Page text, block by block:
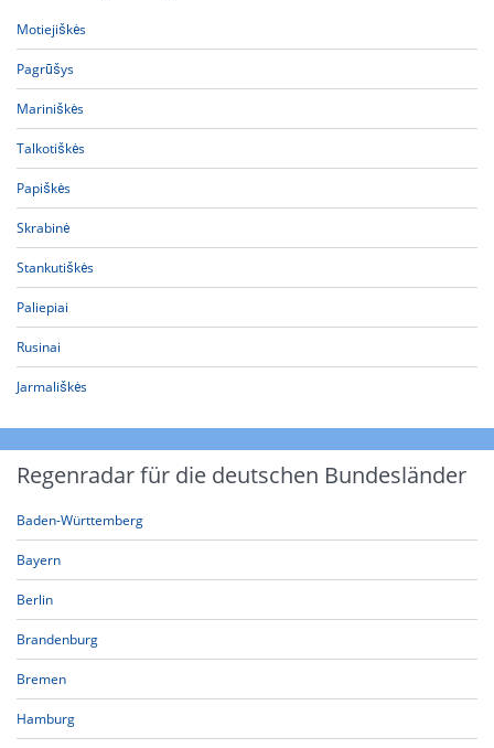
Motiejiškės
Pagrūšys
Mariniškės
Talkotiškės
Papiškės
Skrabinė
Stankutiškės
Paliepiai
Rusinai
Jarmališkės
Regenradar für die deutschen Bundesländer
Baden-Württemberg
Bayern
Berlin
Brandenburg
Bremen
Hamburg